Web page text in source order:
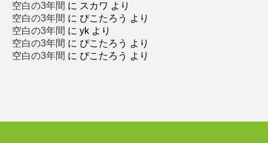
空白の3年間 に スカワ より
空白の3年間 に ぴこたろう より
空白の3年間 に yk より
空白の3年間 に ぴこたろう より
空白の3年間 に ぴこたろう より